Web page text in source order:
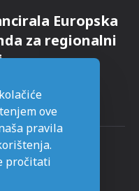
Europska
za regionalni
ove
pravila
pročitati